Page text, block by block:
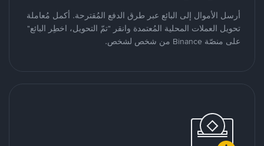
أرسل الأموال إلى البائع عبر طرق الدفع المُقترحة. أكمل مُعاملة
تحويل العملات المحلية المُعتمدة وانقر "تمّ التحويل، اخطِر البائع"
على منصّة Binance من شخص لشخص.